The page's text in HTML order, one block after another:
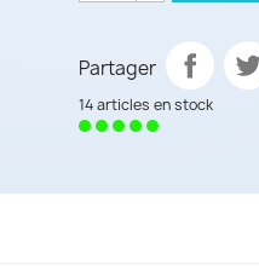
Partager
14 articles en stock